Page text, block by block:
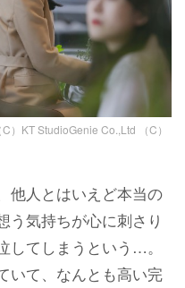
）KT StudioGenie Co.,Ltd （C）
他人とはいえど本当の
う気持ちが心に刺さり
してしまうという…。
いて、なんとも高い完